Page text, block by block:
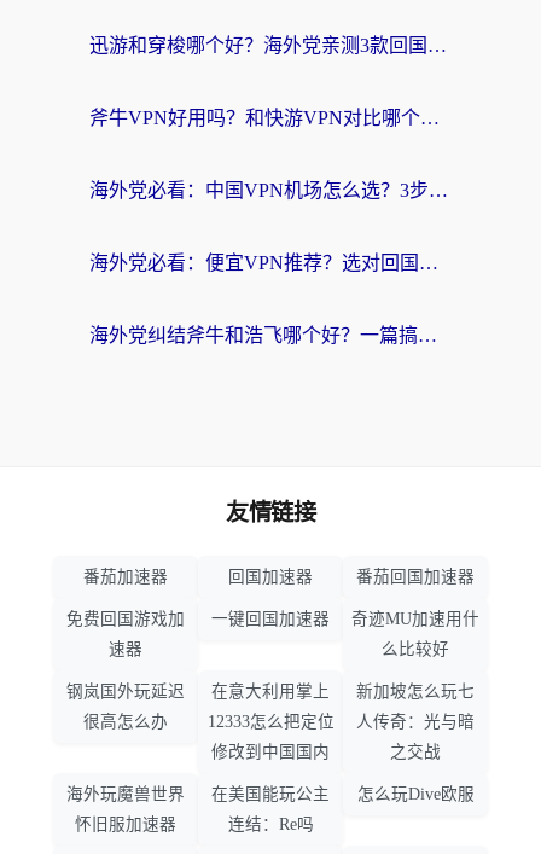
迅游和穿梭哪个好？海外党亲测3款回国加速器+手游加速对比，附避坑指南
斧牛VPN好用吗？和快游VPN对比哪个回国效果更好？马来西亚留学生亲测分享
海外党必看：中国VPN机场怎么选？3步教你无缝访问国内资源（附避坑指南）
海外党必看：便宜VPN推荐？选对回国加速器才能无缝刷国内剧玩国服
海外党纠结斧牛和浩飞哪个好？一篇搞定回国加速器选择+无缝访问国内资源指南
友情链接
番茄加速器 回国加速器 番茄回国加速器
免费回国游戏加
速器
一键回国加速器
奇迹MU加速用什
么比较好
钢岚国外玩延迟
很高怎么办
在意大利用掌上
12333怎么把定位
修改到中国国内
新加坡怎么玩七
人传奇：光与暗
之交战
海外玩魔兽世界
怀旧服加速器
在美国能玩公主
连结：Re吗
怎么玩Dive欧服